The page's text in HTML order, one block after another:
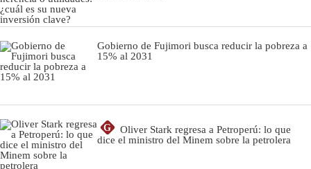
Gobierno de Fujimori busca reducir la pobreza a
15% al 2031
G
Oliver Stark regresa a Petroperú: lo que
dice el ministro del Minem sobre la petrolera